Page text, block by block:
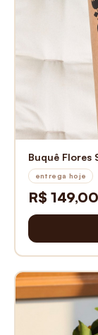
Buquê Flores
entrega hoje
R$ 149,00